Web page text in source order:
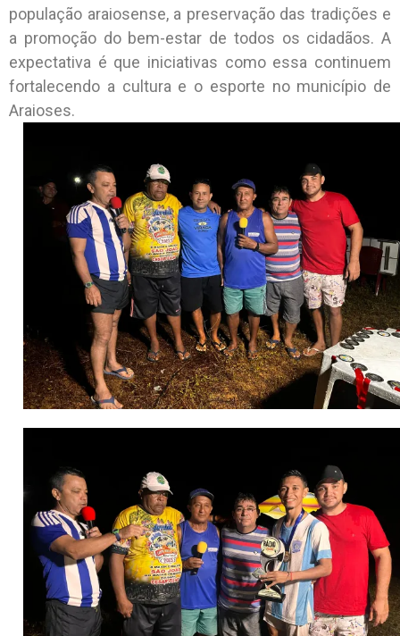
população araiosense, a preservação das tradições e
a promoção do bem-estar de todos os cidadãos. A
expectativa é que iniciativas como essa continuem
fortalecendo a cultura e o esporte no município de
Araioses.